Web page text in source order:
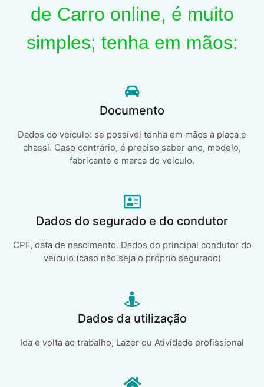
de Carro online, é muito
simples; tenha em mãos:
Documento
Dados do veículo: se possível tenha em mãos a placa e
chassi. Caso contrário, é preciso saber ano, modelo,
fabricante e marca do veículo.
Dados do segurado e do condutor
CPF, data de nascimento. Dados do principal condutor do
veículo (caso não seja o próprio segurado)
Dados da utilização
Ida e volta ao trabalho, Lazer ou Atividade profissional